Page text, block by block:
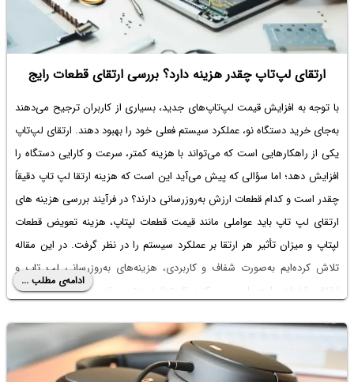
ارتقای لپ‌تاپ چقدر هزینه دارد؟ بررسی ارتقای قطعات رایج
با توجه به افزایش قیمت لپ‌تاپ‌های جدید، بسیاری از کاربران ترجیح می‌دهند
به‌جای خرید دستگاه نو، عملکرد سیستم فعلی خود را بهبود دهند. ارتقای لپ‌تاپ
یکی از راهکارهایی است که می‌تواند با هزینه کمتر، سرعت و کارایی دستگاه را
افزایش دهد؛ اما سؤالی که پیش می‌آید این است که هزینه ارتقا لپ تاپ دقیقاً
چقدر است و کدام قطعات ارزش به‌روزرسانی دارند؟ در فرآیند بررسی هزینه های
ارتقای لپ تاپ باید عواملی مانند قیمت قطعات لپتاپ، هزینه تعویض قطعات
لپتاپ و میزان تأثیر هر ارتقا بر عملکرد سیستم را در نظر گرفت. در این مقاله
تلاش کرده‌ایم به‌صورت شفاف و کاربردی، هزینه‌های به‌روزرسانی لپ‌ تاپ و
ارتقای قطعات رایج را بررسی کنیم تا بتوانید بهترین تصمیم را برای افزایش
ادامه‌ی مطلب ...